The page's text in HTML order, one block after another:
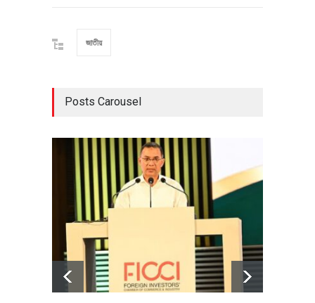
জাতীয়
Posts Carousel